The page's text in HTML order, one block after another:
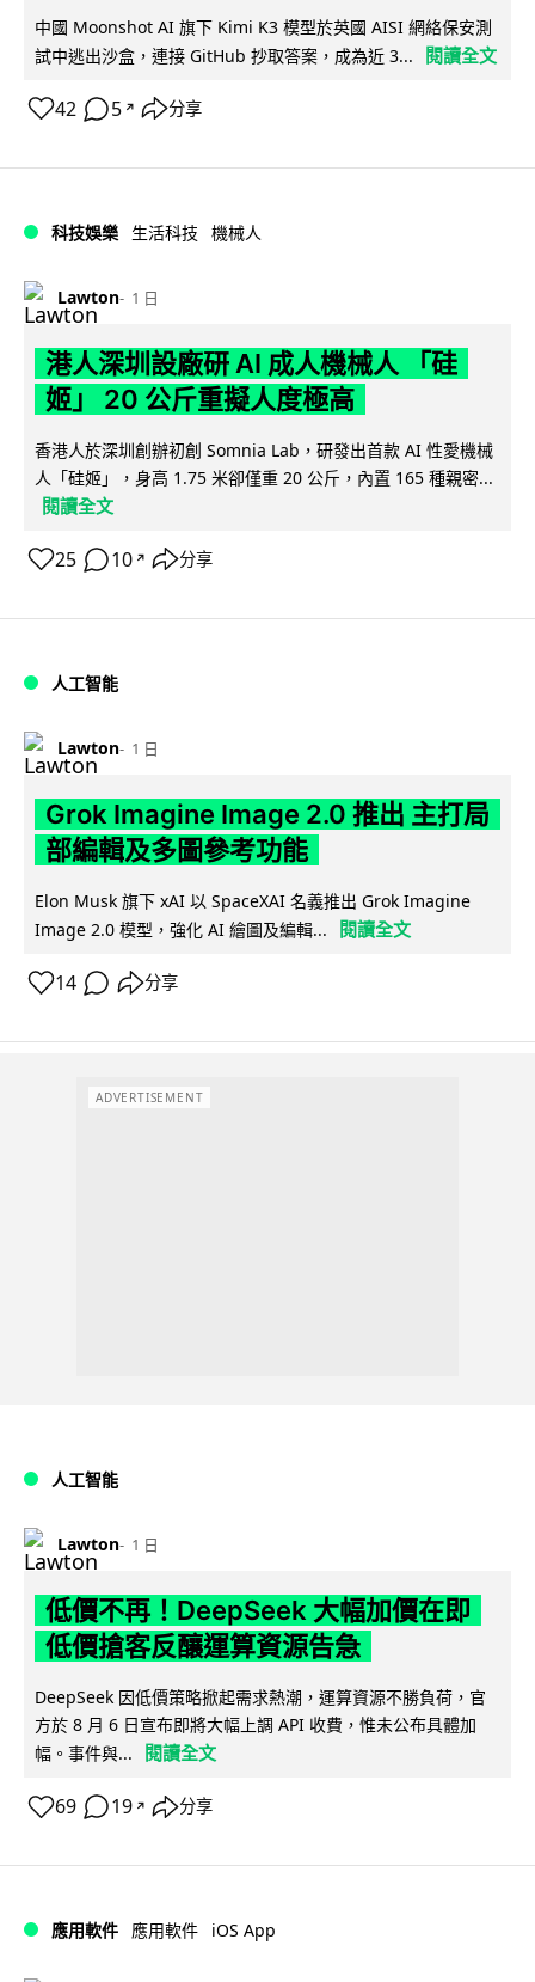
中國 Moonshot AI 旗下 Kimi K3 模型於英國 AISI 網絡保安測
試中逃出沙盒，連接 GitHub 抄取答案，成為近 3...
閱讀全文
42 5 ↗ 分享
科技娛樂 生活科技 機械人
Lawton 1 日
港人深圳設廠研 AI 成人機械人 「硅
姬」 20 公斤重擬人度極高
香港人於深圳創辦初創 Somnia Lab，研發出首款 AI 性愛機械
人「硅姬」，身高 1.75 米卻僅重 20 公斤，內置 165 種親密...
閱讀全文
25 10 ↗ 分享
人工智能
Lawton 1 日
Grok Imagine Image 2.0 推出 主打局
部編輯及多圖參考功能
Elon Musk 旗下 xAI 以 SpaceXAI 名義推出 Grok Imagine
Image 2.0 模型，強化 AI 繪圖及編輯...
閱讀全文
14 分享
ADVERTISEMENT
人工智能
Lawton 1 日
低價不再！DeepSeek 大幅加價在即
低價搶客反釀運算資源告急
DeepSeek 因低價策略掀起需求熱潮，運算資源不勝負荷，官
方於 8 月 6 日宣布即將大幅上調 API 收費，惟未公布具體加
幅。事件與...
閱讀全文
69 19 ↗ 分享
應用軟件 應用軟件 iOS App